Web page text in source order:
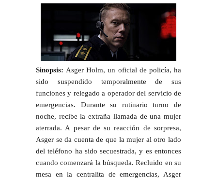
Sinopsis: Asger Holm, un oficial de policía, ha
sido suspendido temporalmente de sus
funciones y relegado a operador del servicio de
emergencias. Durante su rutinario turno de
noche, recibe la extraña llamada de una mujer
aterrada. A pesar de su reacción de sorpresa,
Asger se da cuenta de que la mujer al otro lado
del teléfono ha sido secuestrada, y es entonces
cuando comenzará la búsqueda. Recluido en su
mesa en la centralita de emergencias, Asger